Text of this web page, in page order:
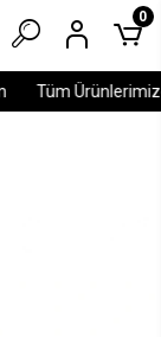
Tüm
0